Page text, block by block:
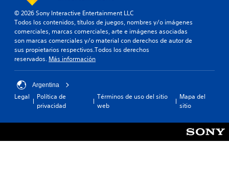
© 2026 Sony Interactive Entertainment LLC
Todos los contenidos, títulos de juegos, nombres y/o imágenes
comerciales, marcas comerciales, arte e imágenes asociadas
son marcas comerciales y/o material con derechos de autor de
sus propietarios respectivos.Todos los derechos
reservados. Más información
Argentina
Legal
Política de
privacidad
Términos de uso del sitio
web
Mapa del
sitio